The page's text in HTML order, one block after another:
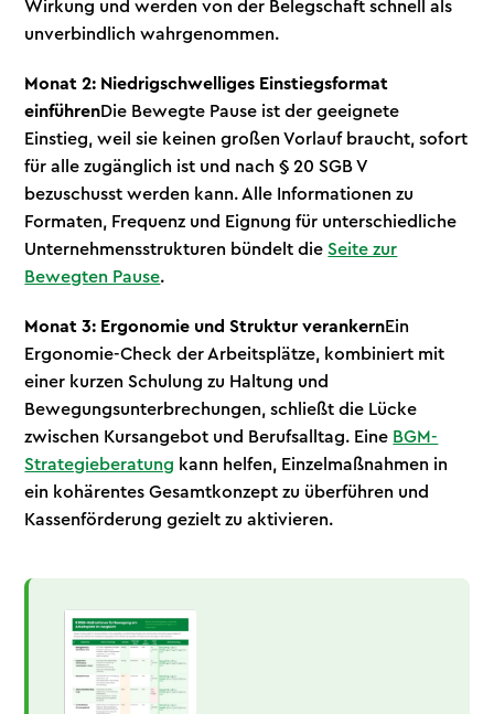
Wirkung und werden von der Belegschaft schnell als
unverbindlich wahrgenommen.
Monat 2: Niedrigschwelliges Einstiegsformat
einführenDie Bewegte Pause ist der geeignete
Einstieg, weil sie keinen großen Vorlauf braucht, sofort
für alle zugänglich ist und nach § 20 SGB V
bezuschusst werden kann. Alle Informationen zu
Formaten, Frequenz und Eignung für unterschiedliche
Unternehmensstrukturen bündelt dieSeite zur
Bewegten Pause.
Monat 3: Ergonomie und Struktur verankernEin
Ergonomie-Check der Arbeitsplätze, kombiniert mit
einer kurzen Schulung zu Haltung und
Bewegungsunterbrechungen, schließt die Lücke
zwischen Kursangebot und Berufsalltag. Eine BGM-
Strategieberatung kann helfen, Einzelmaßnahmen in
ein kohärentes Gesamtkonzept zu überführen und
Kassenförderung gezielt zu aktivieren.